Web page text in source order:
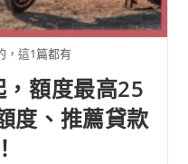
，這1篇都有
額度最高25
度、推薦貸款